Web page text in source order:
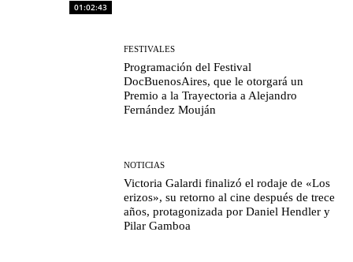
01:02:43
FESTIVALES
Programación del Festival
DocBuenosAires, que le otorgará un
Premio a la Trayectoria a Alejandro
Fernández Mouján
NOTICIAS
Victoria Galardi finalizó el rodaje de «Los
erizos», su retorno al cine después de trece
años, protagonizada por Daniel Hendler y
Pilar Gamboa